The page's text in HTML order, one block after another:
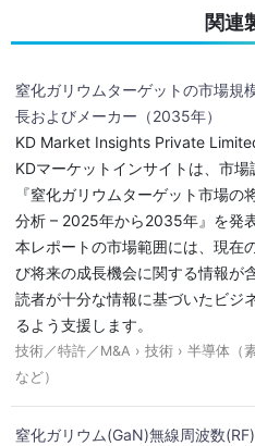
関連
窒化ガリウムターゲットの市場規
長およびメーカー（2035年）
KD Market Insights Private
KDマーケットインサイトは、市場
『窒化ガリウムターゲット市場の
分析 – 2025年から2035年』を発
本レポートの市場範囲には、現在
び将来の成長機会に関する情報が
読者が十分な情報に基づいたビジ
るよう支援します。
技術／特許／M&A › 技術 › 半導体（
など）
窒化ガリウム(GaN)無線周波数